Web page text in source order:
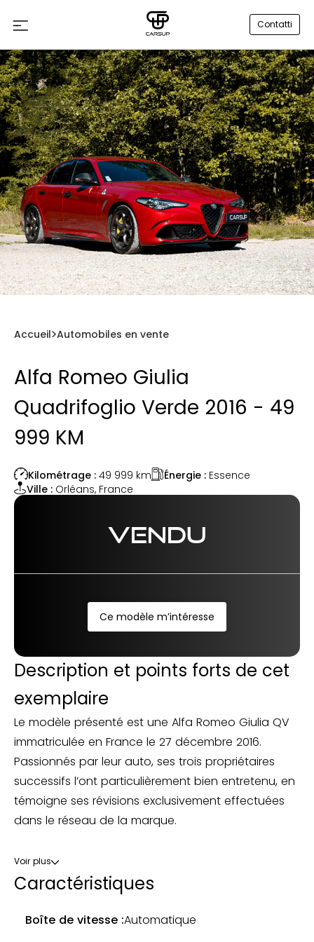
Contatti
Accueil Automobiles en vente
Alfa Romeo Giulia
Quadrifoglio Verde 2016 - 49
999 KM
Kilométrage : 49 999 km Énergie : Essence
Ville : Orléans, France
VENDU
Ce modèle m’intéresse
Description et points forts de cet
exemplaire
Le modèle présenté est une Alfa Romeo Giulia QV
immatriculée en France le 27 décembre 2016.
Passionnés par leur auto, ses trois propriétaires
successifs l’ont particulièrement bien entretenu, en
témoigne ses révisions exclusivement effectuées
dans le réseau de la marque.
Affiché dans un état esthétique irréprochable, cet
exemplaire dispose de son double de clés ainsi
que de son carnet d’origine richement fourni en
factures.
Voir plus
Caractéristiques
Boîte de vitesse :Automatique